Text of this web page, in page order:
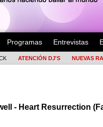
Programas Entrevistas
ATENCIÓN DJ'S NUEVAS
- Heart Resurrection